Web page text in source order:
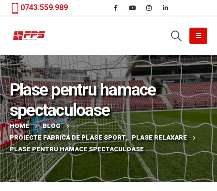
0743.559.989
Plase pentru hamace
spectaculoase
HOME
BLOG
PROIECTE FABRICA DE PLASE SPORT,
PLASE RELAXARE
PLASE PENTRU HAMACE SPECTACULOASE